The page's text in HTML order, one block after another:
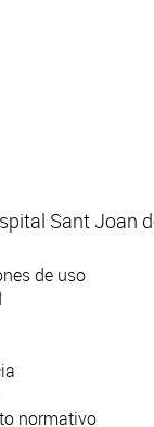
Sant Joan
de uso
normativo